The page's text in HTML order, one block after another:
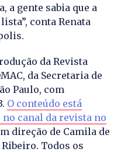
a gente sabia que a
conta Renata
da Revista
da Secretaria de
Paulo, com
O conteúdo está
canal da revista no
direção de Camila de
Todos os